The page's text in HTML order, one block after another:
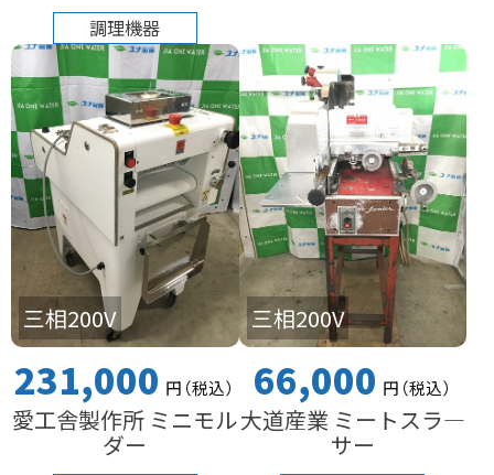
調理機器
三相200V
231,000 円（税込）
愛工舎製作所 ミニモル
ダー
三相200V
66,000 円（税込）
大道産業 ミートスラ―
サー